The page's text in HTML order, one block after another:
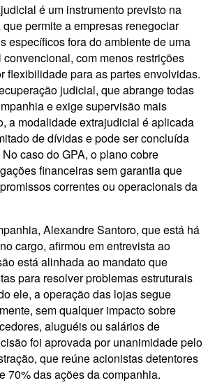
é um instrumento previsto na
permite a empresas renegociar
específicos fora do ambiente de uma
com menos restrições
flexibilidade para as partes envolvidas.
judicial, que abrange todas
e exige supervisão mais
a modalidade extrajudicial é aplicada
de dívidas e pode ser concluída
caso do GPA, o plano cobre
financeiras sem garantia que
correntes ou operacionais da
Alexandre Santoro, que está há
cargo, afirmou em entrevista ao
está alinhada ao mandato que
para resolver problemas estruturais
ele, a operação das lojas segue
sem qualquer impacto sobre
aluguéis ou salários de
foi aprovada por unanimidade pelo
que reúne acionistas detentores
70% das ações da companhia.